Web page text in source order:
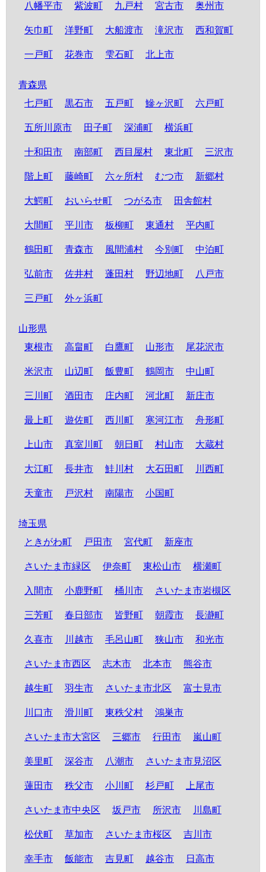
八幡平市 紫波町 九戸村 宮古市 奥州市
矢巾町 洋野町 大船渡市 滝沢市 西和賀町
一戸町 花巻市 雫石町 北上市
青森県
七戸町
黒石市 五戸町 鰺ヶ沢町 六戸町
五所川原市 田子町 深浦町 横浜町
十和田市 南部町 西目屋村 東北町 三沢市
階上町 藤崎町 六ヶ所村 むつ市 新郷村
大鰐町 おいらせ町 つがる市 田舎館村
大間町 平川市 板柳町 東通村 平内町
鶴田町 青森市 風間浦村 今別町 中泊町
弘前市 佐井村 蓬田村 野辺地町 八戸市
三戸町 外ヶ浜町
山形県
東根市
高畠町 白鷹町 山形市 尾花沢市
米沢市 山辺町 飯豊町 鶴岡市 中山町
三川町 酒田市 庄内町 河北町 新庄市
最上町 遊佐町 西川町 寒河江市 舟形町
上山市 真室川町 朝日町 村山市 大蔵村
大江町 長井市 鮭川村 大石田町 川西町
天童市 戸沢村 南陽市 小国町
埼玉県
ときがわ町
戸田市 宮代町 新座市
さいたま市緑区 伊奈町 東松山市 横瀬町
入間市 小鹿野町 桶川市 さいたま市岩槻区
三芳町 春日部市 皆野町 朝霞市 長瀞町
久喜市 川越市 毛呂山町 狭山市 和光市
さいたま市西区 志木市 北本市 熊谷市
越生町 羽生市 さいたま市北区 富士見市
川口市 滑川町 東秩父村 鴻巣市
さいたま市大宮区 三郷市 行田市 嵐山町
美里町 深谷市 八潮市 さいたま市見沼区
蓮田市 秩父市 小川町 杉戸町 上尾市
さいたま市中央区 坂戸市 所沢市 川島町
松伏町 草加市 さいたま市桜区 吉川市
幸手市 飯能市 吉見町 越谷市 日高市